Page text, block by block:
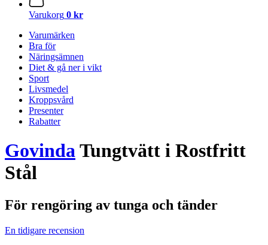
Varukorg 0 kr
Varumärken
Bra för
Näringsämnen
Diet & gå ner i vikt
Sport
Livsmedel
Kroppsvård
Presenter
Rabatter
GovindaTungtvätt i Rostfritt
Stål
För rengöring av tunga och tänder
En tidigare recension